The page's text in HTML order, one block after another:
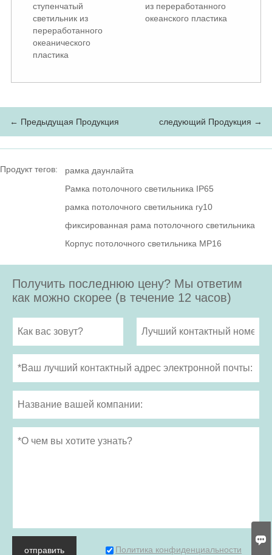
ступенчатый
светильник из
переработанного
океанического
пластика
из переработанного
океанского пластика
← Предыдущая Продукция следующий Продукция →
Продукт тегов:
рамка даунлайта
Рамка потолочного светильника IP65
рамка потолочного светильника гу10
фиксированная рама потолочного светильника
Корпус потолочного светильника МР16
Получить последнюю цену? Мы ответим
как можно скорее (в течение 12 часов)
отправить Политика конфиденциальности
